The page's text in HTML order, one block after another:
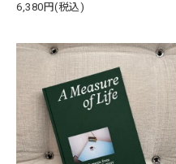
6,380円(税込)